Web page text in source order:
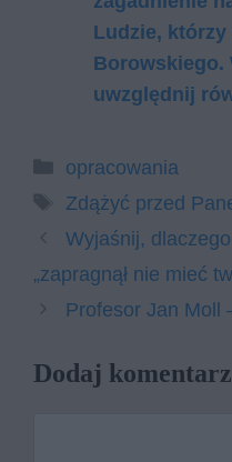
Ludzie, którzy
Borowskiego.
uwzględnij
Kategorie
opracowania
Tagi
Zdążyć przed
Wyjaśnij,
„zapragnął nie mieć
Profesor Jan Moll
Dodaj komentarz